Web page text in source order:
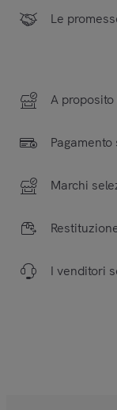
Le
A
Marchi
I venditori